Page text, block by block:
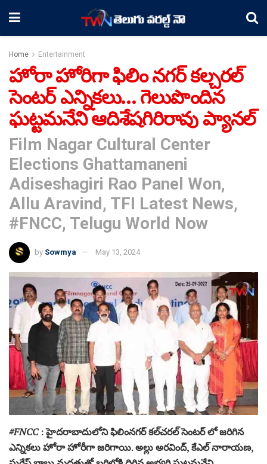
Home Entertainment
హోరా హోరిగా ఫిలిం నగర్ కల్చరల్
సెంటర్ ఎన్నికలు… గెలుపొందిన
ఘట్టమనేని ఆదిశేషగిరిరావు ప్యానల్
Film Nagar Cultural Center
Elections Ghattamaneni
Adiseshagiri Rao Panel Won,
Allu Aravind, TFI Latest News,
#FNCC, Telugu World Now
by Sowmya May 13, 2024
#FNCC: హైదరాబాదులోని ఫిలింనగర్ కల్‌చరల్ సెంటర్ లో జరిగిన
ఎన్నికలు హోరా హోరీగా జరిగాయి. అల్లు అరవింద్, కేఎల్ నారాయణ,